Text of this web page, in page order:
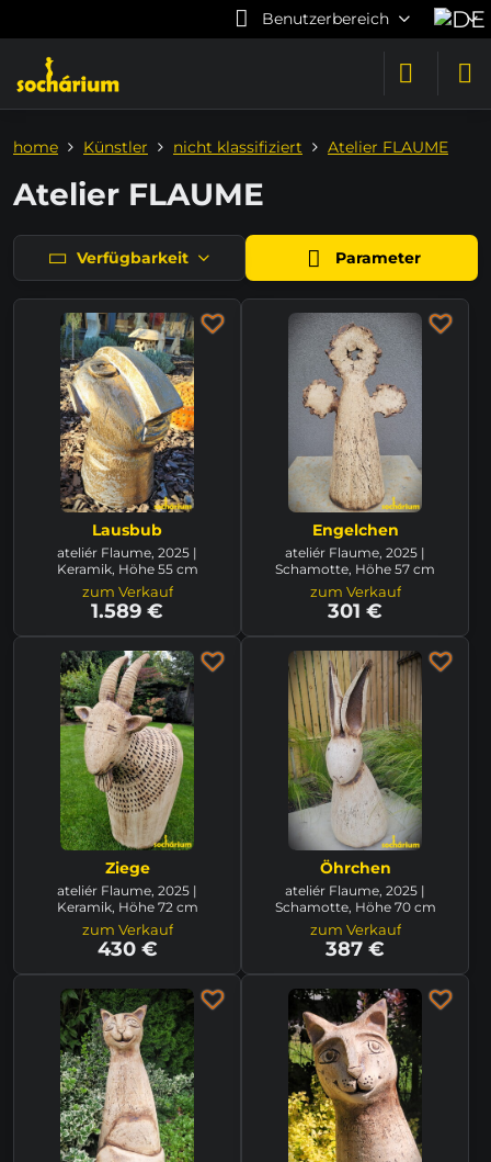
Benutzerbereich
home Künstler nicht klassifiziert Atelier FLAUME
Atelier FLAUME
Verfügbarkeit Parameter
Lausbub
ateliér Flaume, 2025 |
Keramik, Höhe 55 cm
zum Verkauf
1.589 €
Engelchen
ateliér Flaume, 2025 |
Schamotte, Höhe 57 cm
zum Verkauf
301 €
Ziege
ateliér Flaume, 2025 |
Keramik, Höhe 72 cm
zum Verkauf
430 €
Öhrchen
ateliér Flaume, 2025 |
Schamotte, Höhe 70 cm
zum Verkauf
387 €